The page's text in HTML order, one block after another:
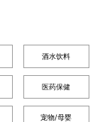
！ 我们期
力量！
酒水饮料
医药保健
宠物/母婴